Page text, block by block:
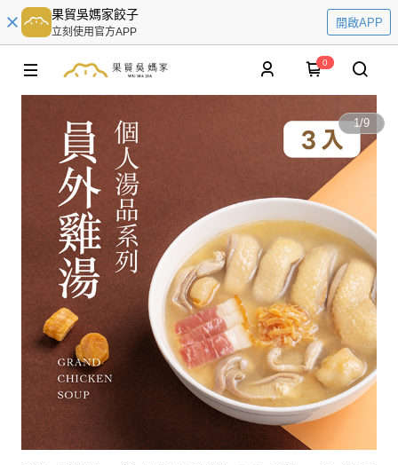
果貿吳媽家餃子
立刻使用官方APP
開啟APP
0
1/9